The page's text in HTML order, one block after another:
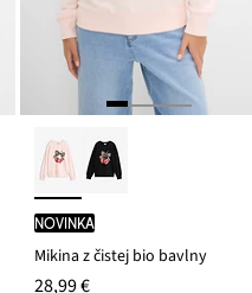
novinka
Mikina z čistej bio bavlny
28,99 €